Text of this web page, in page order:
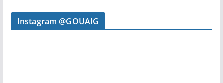
Instagram @GOUAIG